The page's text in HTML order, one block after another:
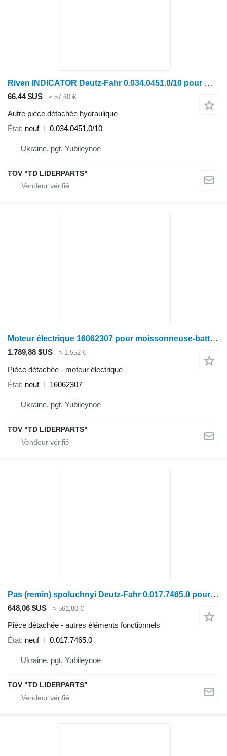
Riven INDICATOR Deutz-Fahr 0.034.0451.0/10 pour moissonneuse-batteuse Case IH 7250
66,44 $US ≈ 57,60 €
Autre pièce détachée hydraulique
État neuf 0.034.0451.0/10
Ukraine, pgt. Yubileynoe
TOV "TD LIDERPARTS"
Moteur électrique 16062307 pour moissonneuse-batteuse Deutz-Fahr 7206 TS/TSB
1.789,88 $US ≈ 1.552 €
Pièce détachée - moteur électrique
État neuf 16062307
Ukraine, pgt. Yubileynoe
TOV "TD LIDERPARTS"
Pas (remin) spoluchnyi Deutz-Fahr 0.017.7465.0 pour moissonneuse-batteuse
648,06 $US ≈ 561,80 €
Pièce détachée - autres éléments fonctionnels
État neuf 0.017.7465.0
Ukraine, pgt. Yubileynoe
TOV "TD LIDERPARTS"